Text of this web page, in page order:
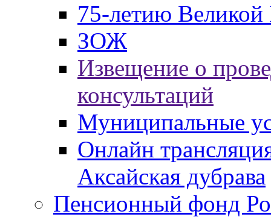
75-летию
ЗОЖ
Извещение о
консультаций
Муниципальные
Онлайн
Аксайская дубрава
Пенсионный фонд